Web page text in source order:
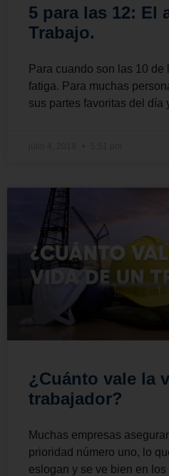
5 para las 12: El
Trabajo.
Para cuando son las 10
fatiga. Para muchas
sus partes favoritas del día
¿Cuánto vale la
trabajador?
Muchas empresas
prioridad número uno, lo
eslogan y se ve bien en los